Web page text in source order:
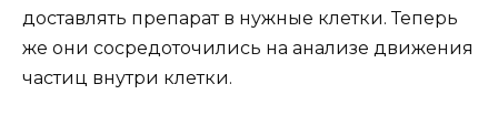
доставлять препарат в нужные клетки. Теперь
же они сосредоточились на анализе движения
частиц внутри клетки.